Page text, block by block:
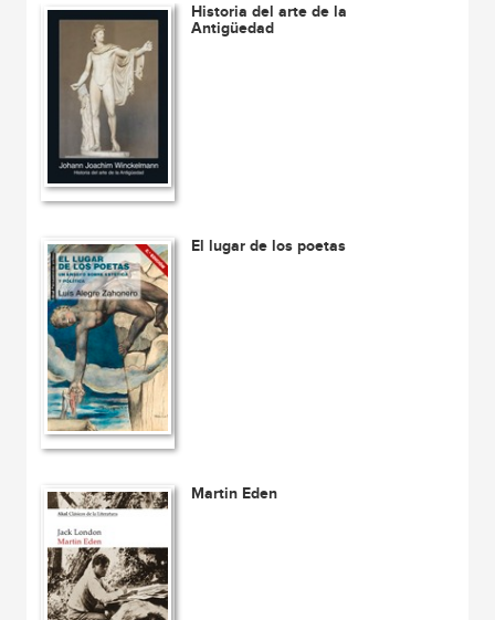
Historia del arte de la
Antigüedad
El lugar de los poetas
Martin Eden